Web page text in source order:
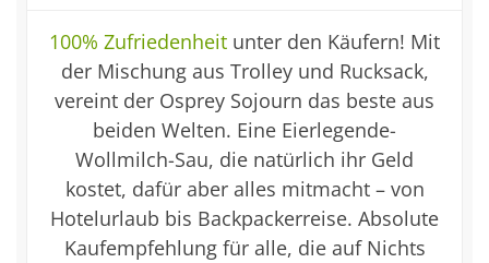
100% Zufriedenheit unter den Käufern! Mit
der Mischung aus Trolley und Rucksack,
vereint der Osprey Sojourn das beste aus
beiden Welten. Eine Eierlegende-
Wollmilch-Sau, die natürlich ihr Geld
kostet, dafür aber alles mitmacht – von
Hotelurlaub bis Backpackerreise. Absolute
Kaufempfehlung für alle, die auf Nichts